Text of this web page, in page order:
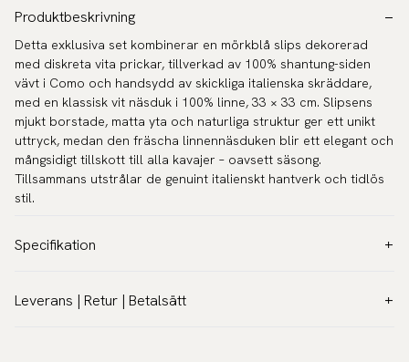
Produktbeskrivning
Detta exklusiva set kombinerar en mörkblå slips dekorerad
med diskreta vita prickar, tillverkad av 100% shantung-siden
vävt i Como och handsydd av skickliga italienska skräddare,
med en klassisk vit näsduk i 100% linne, 33 × 33 cm. Slipsens
mjukt borstade, matta yta och naturliga struktur ger ett unikt
uttryck, medan den fräscha linnennäsduken blir ett elegant och
mångsidigt tillskott till alla kavajer – oavsett säsong.
Tillsammans utstrålar de genuint italienskt hantverk och tidlös
stil.
Specifikation
Mönster: Mönstrat
Leverans | Retur | Betalsätt